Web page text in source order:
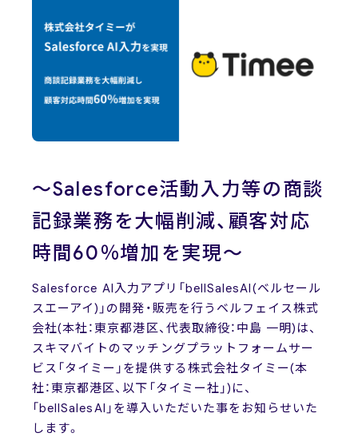
お問い合わせ
～Salesforce活動入力等の商談
記録業務を大幅削減、顧客対応
時間60％増加を実現～
Salesforce AI入力アプリ「bellSalesAI(ベルセール
スエーアイ)」の開発・販売を行うベルフェイス株式
会社(本社：東京都港区、代表取締役：中島 一明)は、
スキマバイトのマッチングプラットフォームサー
ビス「タイミー」を提供する株式会社タイミー(本
社：東京都港区、以下「タイミー社」)に、
「bellSalesAI」を導入いただいた事をお知らせいた
します。